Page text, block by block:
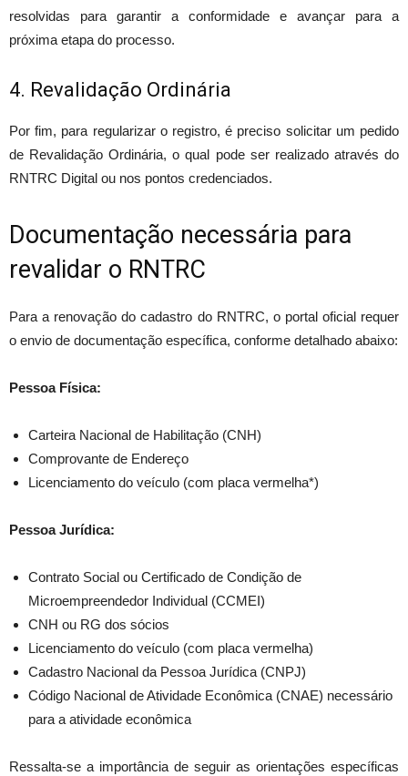
resolvidas para garantir a conformidade e avançar para a
próxima etapa do processo.
4. Revalidação Ordinária
Por fim, para regularizar o registro, é preciso solicitar um pedido
de Revalidação Ordinária, o qual pode ser realizado através do
RNTRC Digital ou nos pontos credenciados.
Documentação necessária para
revalidar o RNTRC
Para a renovação do cadastro do RNTRC, o portal oficial requer
o envio de documentação específica, conforme detalhado abaixo:
Pessoa Física:
Carteira Nacional de Habilitação (CNH)
Comprovante de Endereço
Licenciamento do veículo (com placa vermelha*)
Pessoa Jurídica:
Contrato Social ou Certificado de Condição de
Microempreendedor Individual (CCMEI)
CNH ou RG dos sócios
Licenciamento do veículo (com placa vermelha)
Cadastro Nacional da Pessoa Jurídica (CNPJ)
Código Nacional de Atividade Econômica (CNAE) necessário
para a atividade econômica
Ressalta-se a importância de seguir as orientações específicas